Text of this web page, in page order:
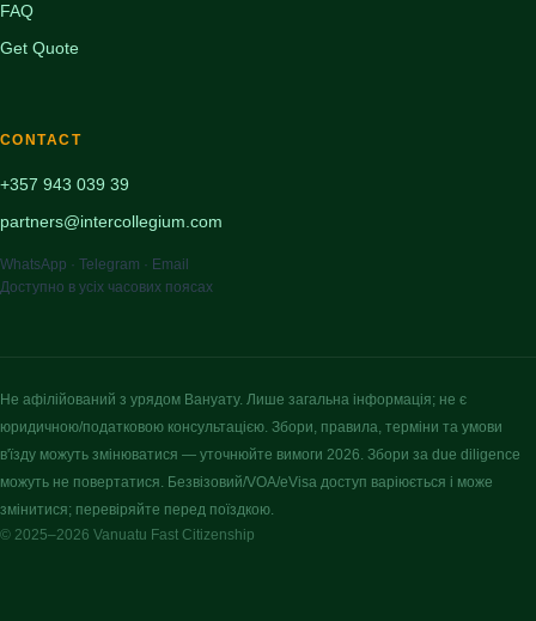
FAQ
Get Quote
CONTACT
+357 943 039 39
partners@intercollegium.com
WhatsApp · Telegram · Email
Доступно в усіх часових поясах
Не афілійований з урядом Вануату. Лише загальна інформація; не є
юридичною/податковою консультацією. Збори, правила, терміни та умови
в'їзду можуть змінюватися — уточнюйте вимоги 2026. Збори за due diligence
можуть не повертатися. Безвізовий/VOA/eVisa доступ варіюється і може
змінитися; перевіряйте перед поїздкою.
© 2025–2026 Vanuatu Fast Citizenship